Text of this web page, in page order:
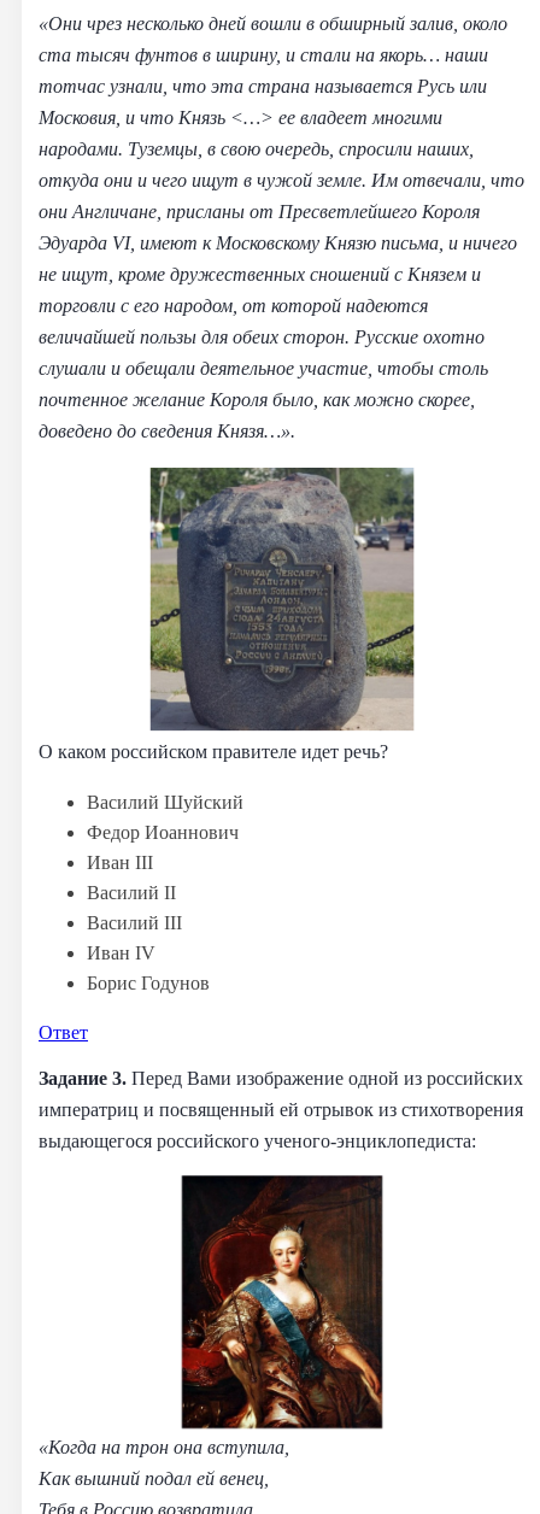
«Они чрез несколько дней вошли в обширный залив, около
ста тысяч фунтов в ширину, и стали на якорь… наши
тотчас узнали, что эта страна называется Русь или
Московия, и что Князь <…> ее владеет многими
народами. Туземцы, в свою очередь, спросили наших,
откуда они и чего ищут в чужой земле. Им отвечали, что
они Англичане, присланы от Пресветлейшего Короля
Эдуарда VI, имеют к Московскому Kнязю письма, и ничего
не ищут, кроме дружественных сношений с Князем и
торговли с его народом, от которой надеются
величайшей пользы для обеих сторон. Pyccкие охотно
слушали и обещали деятельное участие, чтобы столь
почтенное желание Короля было, как можно скорее,
доведено до сведения Князя…».
О каком российском правителе идет речь?
Василий Шуйский
Федор Иоаннович
Иван III
Василий II
Василий III
Иван IV
Борис Годунов
Ответ
Задание 3. Перед Вами изображение одной из российских
императриц и посвященный ей отрывок из стихотворения
выдающегося российского ученого-энциклопедиста:
«Когда на трон она вступила,
Как вышний подал ей венец,